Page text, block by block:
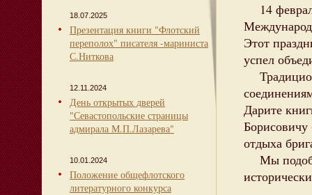
18.07.2025
Презентация книги "Флотский
переполох" писателя -мариниста
С.Ниткова
12.11.2024
День открытых дверей
"Севастопольские страницы
адмирала М.П.Лазарева"
10.01.2024
Положение общефлотского
литературного конкурса
14
Этот
успел
Дарите
отдыха
Мы